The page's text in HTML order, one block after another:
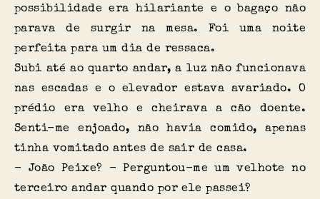
possibilidade era hilariante e o bagaço não
parava de surgir na mesa. Foi uma noite
perfeita para um dia de ressaca.
Subi até ao quarto andar, a luz não funcionava
nas escadas e o elevador estava avariado. O
prédio era velho e cheirava a cão doente.
Senti-me enjoado, não havia comido, apenas
tinha vomitado antes de sair de casa.
- João Peixe? - Perguntou-me um velhote no
terceiro andar quando por ele passei?